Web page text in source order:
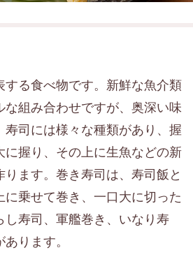
する食べ物です。新鮮な魚介類
な組み合わせですが、奥深い味
司には様々な種類があり、握
に握り、その上に生魚などの新
ます。巻き寿司は、寿司飯と
乗せて巻き、一口大に切った
し寿司、軍艦巻き、いなり寿
ります。